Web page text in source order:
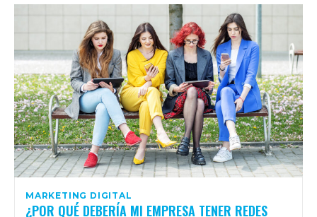
MARKETING DIGITAL
¿POR QUÉ DEBERÍA MI EMPRESA TENER REDES